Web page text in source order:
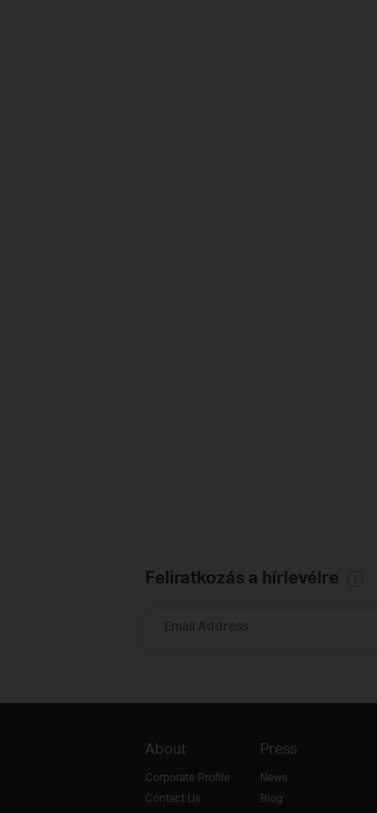
Feliratkozás a hírlevélre
Email Address
About
Corporate Profile
Contact Us
Press
News
Blog